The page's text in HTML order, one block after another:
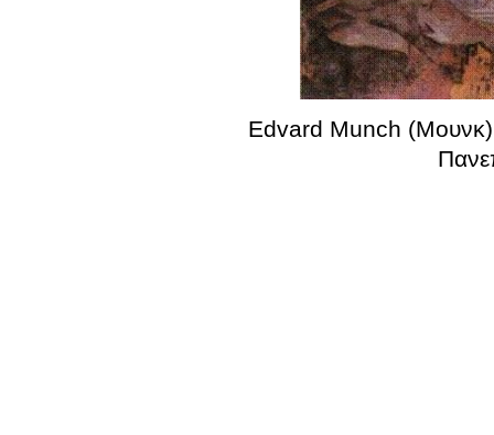
Edvard Munch